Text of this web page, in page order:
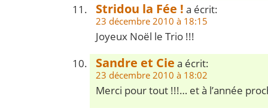
Stridou la Fée ! a écrit:
23 décembre 2010 à 18:15
Joyeux Noël le Trio !!!
Sandre et Cie a écrit:
23 décembre 2010 à 18:02
Merci pour tout !!!… et à l’année